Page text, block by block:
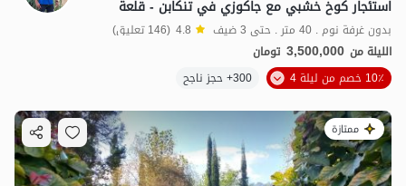
استئجار كوخ خشبي مع جاكوزي في تنكابن - قلعة
بدون غرفة نوم . 40 متر . حتى 3 ضيف 4.8 (146 تعليق)
الليلة من 3,500,000 تومان
10٪ خصم من ليلة 4
300+ حجز ناجح
ممتازة